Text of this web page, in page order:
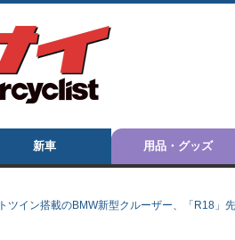
新車 用品・グッズ
ツイン搭載のBMW新型クルーザー、「R18」